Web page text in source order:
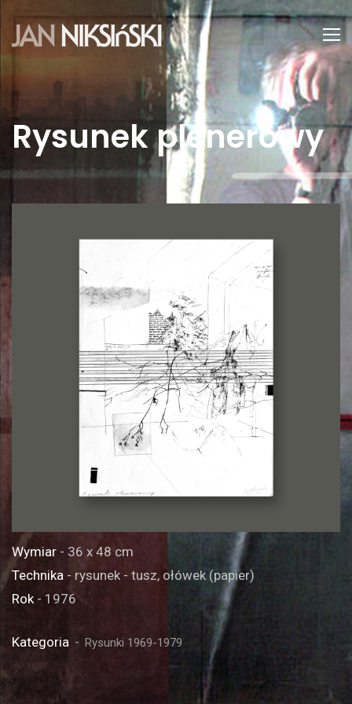
Rysunek plenerowy
Wymiar - 36 x 48 cm
Technika - rysunek - tusz, ołówek (papier)
Rok- 1976
Kategoria Rysunki 1969-1979